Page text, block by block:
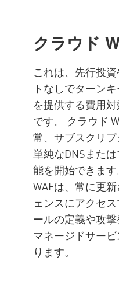
クラウド
これは、先行投
トなしでターン
を提供する費用
です。 クラウド
常、サブスクリプ
単純なDNSまた
能を開始できま
WAFは、常に更
ェンスにアクセ
ールの定義や攻
マネージドサー
ります。